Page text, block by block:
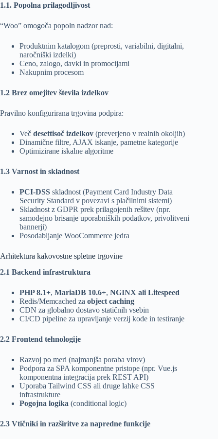
1.1. Popolna prilagodljivost
“Woo” omogoča popoln nadzor nad:
Produktnim katalogom (preprosti, variabilni, digitalni,
naročniški izdelki)
Ceno, zalogo, davki in promocijami
Nakupnim procesom
1.2 Brez omejitev števila izdelkov
Pravilno konfigurirana trgovina podpira:
Več desettisoč izdelkov (preverjeno v realnih okoljih)
Dinamične filtre, AJAX iskanje, pametne kategorije
Optimizirane iskalne algoritme
1.3 Varnost in skladnost
PCI-DSS skladnost (Payment Card Industry Data
Security Standard v povezavi s plačilnimi sistemi)
Skladnost z GDPR prek prilagojenih rešitev (npr.
samodejno brisanje uporabniških podatkov, privolitveni
bannerji)
Posodabljanje WooCommerce jedra
Arhitektura kakovostne spletne trgovine
2.1 Backend infrastruktura
PHP 8.1+, MariaDB 10.6+, NGINX ali Litespeed
Redis/Memcached za object caching
CDN za globalno dostavo statičnih vsebin
CI/CD pipeline za upravljanje verzij kode in testiranje
2.2 Frontend tehnologije
Razvoj po meri (najmanjša poraba virov)
Podpora za SPA komponentne pristope (npr. Vue.js
komponentna integracija prek REST API)
Uporaba Tailwind CSS ali druge lahke CSS
infrastrukture
Pogojna logika (conditional logic)
2.3 Vtičniki in razširitve za napredne funkcije